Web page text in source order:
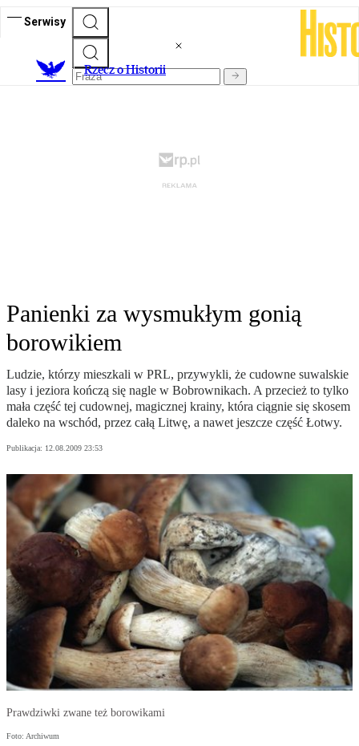
Serwisy
Rzecz o Historii
Panienki za wysmukłym gonią
borowikiem
Ludzie, którzy mieszkali w PRL, przywykli, że cudowne suwalskie
lasy i jeziora kończą się nagle w Bobrownikach. A przecież to tylko
mała część tej cudownej, magicznej krainy, która ciągnie się skosem
daleko na wschód, przez całą Litwę, a nawet jeszcze część Łotwy.
Publikacja: 12.08.2009 23:53
Prawdziwki zwane też borowikami
Foto: Archiwum